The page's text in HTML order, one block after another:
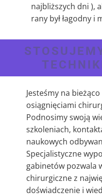
najbliższych dni ),
rany był łagodny i
Jesteśmy na
osiągnięciami
Podnosimy swoją
szkoleniach,
naukowych
Specjalistyczne
gabinetów pozwala
chirurgiczne z
doświadczenie i